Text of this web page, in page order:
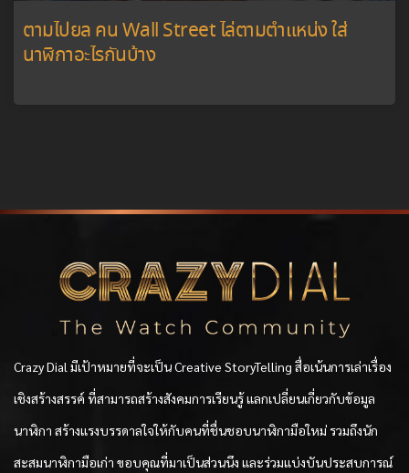
ตามไปยล คน Wall Street ไล่ตามตำแหน่ง ใส่
นาฬิกาอะไรกันบ้าง
Crazy Dial มีเป้าหมายที่จะเป็น Creative StoryTelling สื่อเน้นการเล่าเรื่อง
เชิงสร้างสรรค์ ที่สามารถสร้างสังคมการเรียนรู้ แลกเปลี่ยนเกี่ยวกับข้อมูล
นาฬิกา สร้างแรงบรรดาลใจให้กับคนที่ชื่นชอบนาฬิกามือใหม่ รวมถึงนัก
สะสมนาฬิกามือเก่า ขอบคุณที่มาเป็นส่วนนึง และร่วมแบ่งบันประสบการณ์